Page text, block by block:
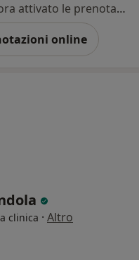
Questo dottore non ha ancora attivato le prenotazioni online presso questo indirizzo.
online
clinica · Altro